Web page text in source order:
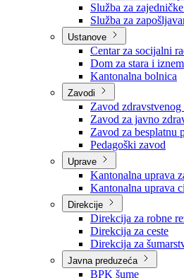
Službe
Služba za odnose s
Služba za zajedničke
Služba za
Ustanove
Centar za socijalni rad
Dom za stara i
Kantonalna bolnica
Zavodi
Zavod zdravstvenog
Zavod za javno
Zavod za besplatnu
Pedagoški zavod
Uprave
Kantonalna uprava
Kantonalna uprava
Direkcije
Direkcija za robne
Direkcija za ceste